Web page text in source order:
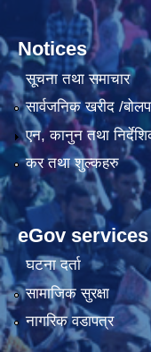
Notices
सूचना तथा समाचार
सार्वजनिक खरीद /
एन, कानुन तथा
कर तथा शुल्कहरु
eGov services
घटना दर्ता
सामाजिक सुरक्षा
नागरिक वडापत्र